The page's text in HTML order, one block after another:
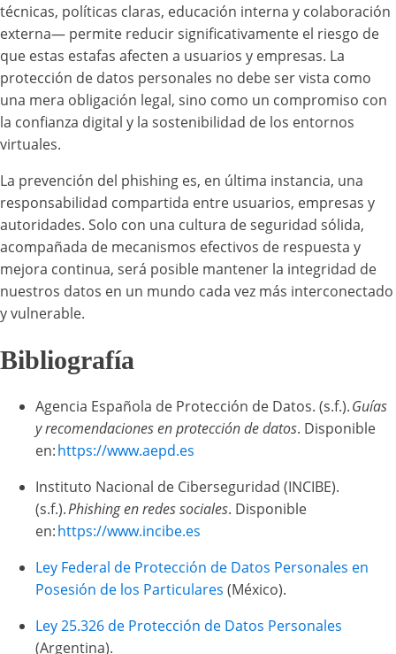
técnicas, políticas claras, educación interna y colaboración
externa— permite reducir significativamente el riesgo de
que estas estafas afecten a usuarios y empresas. La
protección de datos personales no debe ser vista como
una mera obligación legal, sino como un compromiso con
la confianza digital y la sostenibilidad de los entornos
virtuales.
La prevención del phishing es, en última instancia, una
responsabilidad compartida entre usuarios, empresas y
autoridades. Solo con una cultura de seguridad sólida,
acompañada de mecanismos efectivos de respuesta y
mejora continua, será posible mantener la integridad de
nuestros datos en un mundo cada vez más interconectado
y vulnerable.
Bibliografía
Agencia Española de Protección de Datos. (s.f.).Guías
y recomendaciones en protección de datos. Disponible
en:https://www.aepd.es
Instituto Nacional de Ciberseguridad (INCIBE).
(s.f.).Phishing en redes sociales. Disponible
en:https://www.incibe.es
Ley Federal de Protección de Datos Personales en
Posesión de los Particulares (México).
Ley 25.326 de Protección de Datos Personales
(Argentina).